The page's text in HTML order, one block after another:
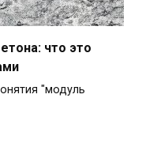
что это
"модуль